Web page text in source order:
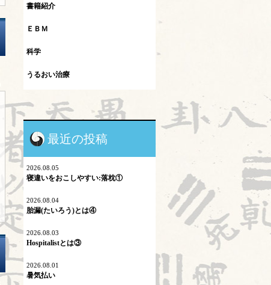
書籍紹介
ＥＢＭ
科学
うるおい治療
カレント
シュタイナー教育
ネットワーク
マイコプラズマ肺炎
内因
不内外因
最近の投稿
2026.08.05
寝違いをおこしやすい:落枕①
2026.08.04
胎漏(たいろう)とは④
2026.08.03
Hospitalistとは③
2026.08.01
暑気払い